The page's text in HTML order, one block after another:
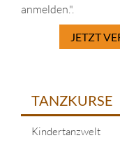
anmelden.".
JETZT
TANZKURSE
Kindertanzwelt